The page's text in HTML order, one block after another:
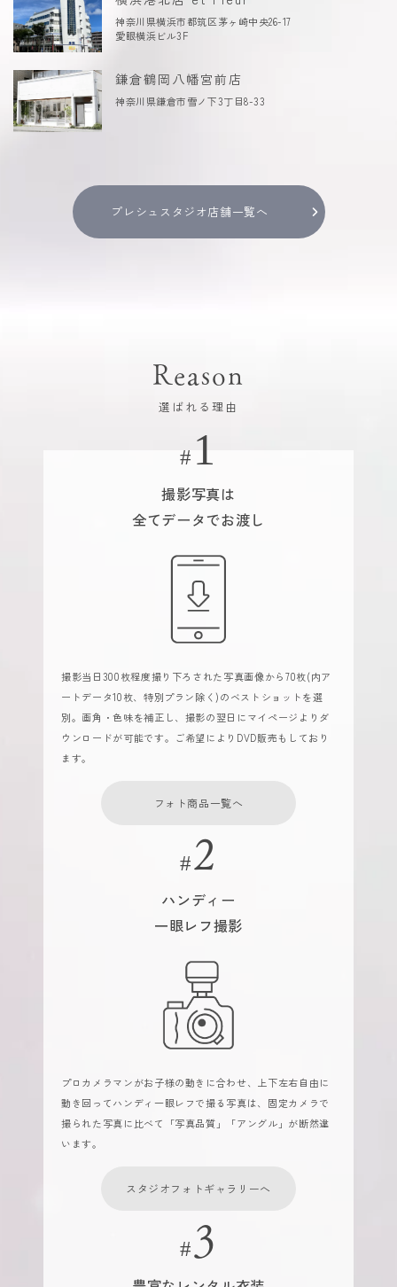
神奈川県横浜市都筑区茅ヶ崎中央26-17
愛眼横浜ビル3F
鎌倉鶴岡八幡宮前店
神奈川県鎌倉市雪ノ下3丁目8-33
プレシュスタジオ店舗一覧へ
Reason
選ばれる理由
撮影写真は
全てデータでお渡し
撮影当日300枚程度撮り下ろされた写真画像から70枚(内ア
ートデータ10枚、特別プラン除く)のベストショットを選
別。画角・色味を補正し、撮影の翌日にマイページよりダ
ウンロードが可能です。ご希望によりDVD販売もしており
ます。
フォト商品一覧へ
ハンディー
一眼レフ撮影
プロカメラマンがお子様の動きに合わせ、上下左右自由に
動き回ってハンディ一眼レフで撮る写真は、固定カメラで
撮られた写真に比べて「写真品質」「アングル」が断然違
います。
スタジオフォトギャラリーへ